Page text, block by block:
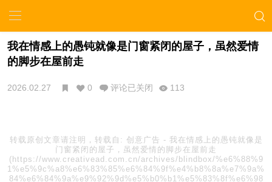
我在情感上的愚钝就像是门窗紧闭的屋子，虽然爱情
的脚步在屋前走
2026.02.27 0 评论已关闭 113
转载原创文章请注明，转载自: 创意广告 - 我在情感上的愚钝就像是
门窗紧闭的屋子，虽然爱情的脚步在屋前走
(https://www.creativead.com.cn/archives/blindbox/%e6%88%9
1%e5%9c%a8%e6%83%85%e6%84%9f%e4%b8%8a%e7%9a%
84%e6%84%9a%e9%92%9d%e5%b0%b1%e5%83%8f%e6%98